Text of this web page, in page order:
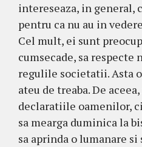
intereseaza, in general,
pentru ca nu au in
Cel mult, ei sunt
cumsecade, sa
regulile societatii. Asta
ateu de treaba. De
declaratiile oamenilor,
sa mearga duminica la
sa aprinda o lumanare si